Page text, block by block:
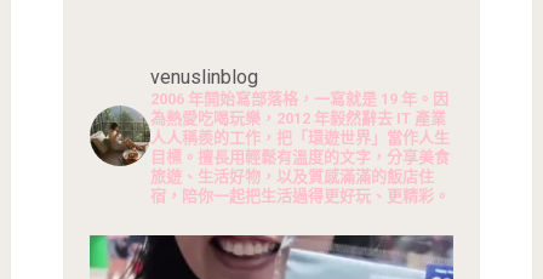
venuslinblog
2006 年開始寫部落格，一寫就是 19 年。因
為熱愛吃喝玩樂，2012 年毅然辭去 IT 產業
人人稱羨的工作，把「環遊世界」當作人生
目標。擅長用輕鬆有溫度的文字，分享美食
旅遊、生活好物，以及質感滿滿的飯店住
宿，陪你一起把生活過得更好玩、更精彩。